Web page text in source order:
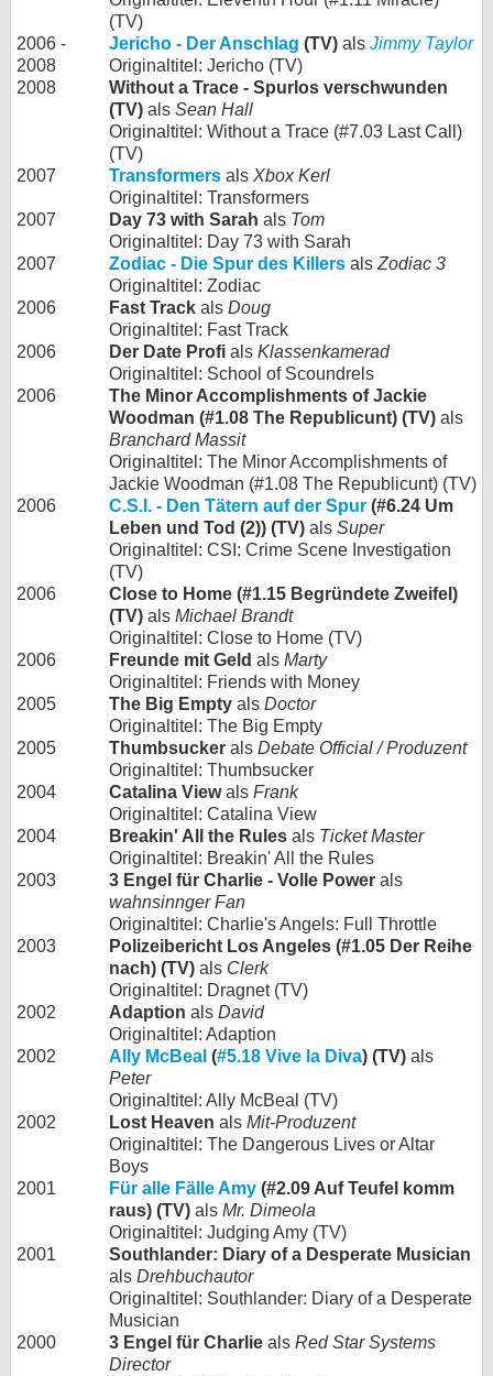
(TV)
2006 -
2008
Jericho - Der Anschlag (TV) als Jimmy Taylor
Originaltitel: Jericho (TV)
2008
Without a Trace - Spurlos verschwunden
(TV) als Sean Hall
Originaltitel: Without a Trace (#7.03 Last Call)
(TV)
2007
Transformers als Xbox Kerl
Originaltitel: Transformers
2007
Day 73 with Sarah als Tom
Originaltitel: Day 73 with Sarah
2007
Zodiac - Die Spur des Killers als Zodiac 3
Originaltitel: Zodiac
2006
Fast Track als Doug
Originaltitel: Fast Track
2006
Der Date Profi als Klassenkamerad
Originaltitel: School of Scoundrels
2006
The Minor Accomplishments of Jackie
Woodman (#1.08 The Republicunt) (TV) als
Branchard Massit
Originaltitel: The Minor Accomplishments of
Jackie Woodman (#1.08 The Republicunt) (TV)
2006
C.S.I. - Den Tätern auf der Spur (#6.24 Um
Leben und Tod (2)) (TV) als Super
Originaltitel: CSI: Crime Scene Investigation
(TV)
2006
Close to Home (#1.15 Begründete Zweifel)
(TV) als Michael Brandt
Originaltitel: Close to Home (TV)
2006
Freunde mit Geld als Marty
Originaltitel: Friends with Money
2005
The Big Empty als Doctor
Originaltitel: The Big Empty
2005
Thumbsucker als Debate Official / Produzent
Originaltitel: Thumbsucker
2004
Catalina Viewals Frank
Originaltitel: Catalina View
2004
Breakin' All the Rules als Ticket Master
Originaltitel: Breakin' All the Rules
2003
3 Engel für Charlie - Volle Power als
wahnsinnger Fan
Originaltitel: Charlie's Angels: Full Throttle
2003
Polizeibericht Los Angeles (#1.05 Der Reihe
nach) (TV) als Clerk
Originaltitel: Dragnet (TV)
2002
Adaption als David
Originaltitel: Adaption
2002
Ally McBeal (#5.18 Vive la Diva) (TV) als
Peter
Originaltitel: Ally McBeal (TV)
2002
Lost Heaven als Mit-Produzent
Originaltitel: The Dangerous Lives or Altar
Boys
2001
Für alle Fälle Amy (#2.09 Auf Teufel komm
raus) (TV) als Mr. Dimeola
Originaltitel: Judging Amy (TV)
2001
Southlander: Diary of a Desperate Musician
als Drehbuchautor
Originaltitel: Southlander: Diary of a Desperate
Musician
2000
3 Engel für Charlie als Red Star Systems
Director